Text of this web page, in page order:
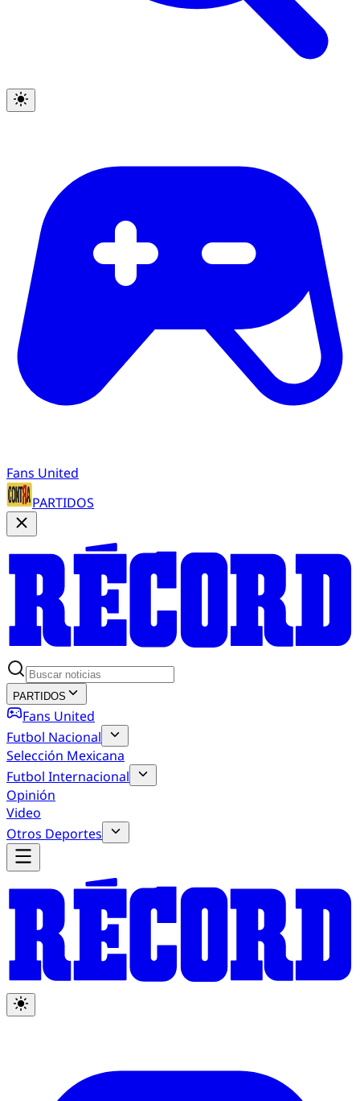
Fans United
PARTIDOS
PARTIDOS
Fans United
Futbol Nacional
Selección Mexicana
Futbol Internacional
Opinión
Video
Otros Deportes